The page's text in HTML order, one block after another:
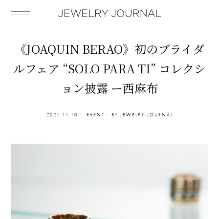
《JOAQUIN BERAO》初のブライダ
ルフェア “SOLO PARA TI” コレクシ
ョン披露 ー西麻布
2021.11.10 EVENT BY JEWELRY-JOURNAL